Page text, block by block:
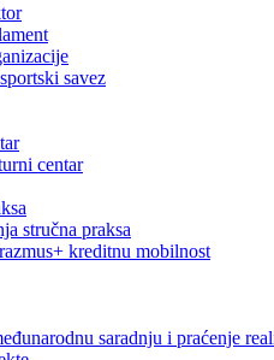
savez
centar
stručna praksa
kreditnu mobilnost
saradnju i praćenje